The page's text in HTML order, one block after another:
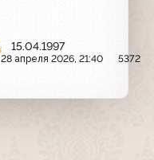
15.04.1997
28 апреля 2026, 21:40 5372